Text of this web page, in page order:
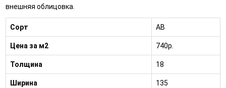
внешняя облицовка.
Сорт AB
Цена за м2 740р.
Толщина 18
Ширина 135